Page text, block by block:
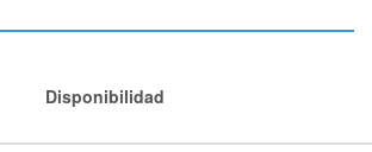
Disponibilidad